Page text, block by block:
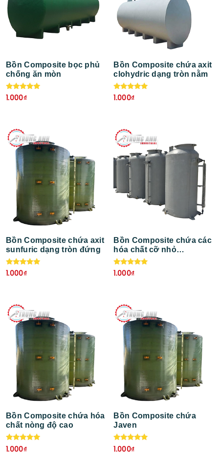
Bồn Composite bọc phủ
chống ăn mòn
Được xếp
hạng
1.000₫
Bồn Composite chứa axit
clohydric dạng tròn nằm
Được xếp
hạng
1.000₫
Bồn Composite chứa axit
sunfuric dạng tròn đứng
Được xếp
hạng
1.000₫
Bồn Composite chứa các
hóa chất cỡ nhỏ
5m3,6m3,7m3
Được xếp
hạng
1.000₫
Bồn Composite chứa hóa
chất nòng độ cao
Được xếp
hạng
1.000₫
Bồn Composite chứa
Javen
Được xếp
hạng
1.000₫